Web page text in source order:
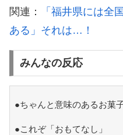
関連：
「福井県には全
ある」それは…！
みんなの反応
●ちゃんと意味のあるお菓
●これぞ「おもてなし」